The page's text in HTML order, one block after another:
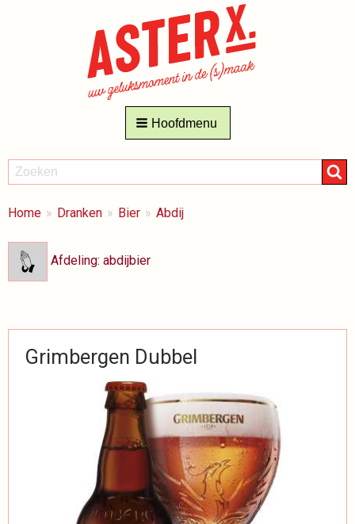
Hoofdmenu
ZOEKEN
Zoeken
BREADCRUMBS
Je
hier:
Home Dranken Bier Abdij
Afdeling: abdijbier
Grimbergen Dubbel